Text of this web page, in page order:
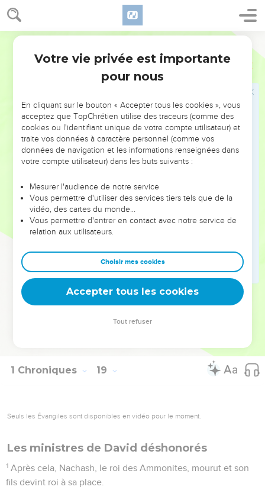
1 Chroniques 18
et il envoya son fils Hadoram vers le roi David pour le
saluer et pour le féliciter d'avoir attaqué Hadarézer et de
l'avoir battu. En effet, Thohu était en guerre contre
argent et en bronze.
Le roi David les consacra à l'Eternel, comme il l’avait déjà
Moab, les Ammonites, les Philistins et Amalek.
Abishaï, fils de Tseruja, battit 18'000 Edomites dans la
vallée du sel.
Il établit des garnisons dans Edom, et Edom tout entier fut
Liste des fonctionnaires de David
David régna sur tout Israël, et il faisait droit et justice à tout
son peuple.
Joab, fils de Tseruja, commandait l'armée ; Josaphat, fils
d'Achilud, était archiviste ;
Tsadok, fils d'Achithub, et Achimélec, fils d'Abiathar,
étaient prêtres ; Shavsha était secrétaire ;
Benaja, fils de Jehojada, était le chef des Kéréthiens et
1 Chroniques 19
Seuls les Évangiles sont disponibles en vidéo pour le moment.
Les ministres de David déshonorés
1 Après cela, Nachash, le roi des Ammonites, mourut et son
fils devint roi à sa place.
Votre vie privée est importante
pour nous
En cliquant sur le bouton « Accepter tous les cookies », vous
acceptez que TopChrétien utilise des traceurs (comme des
cookies ou l'identifiant unique de votre compte utilisateur) et
traite vos données à caractère personnel (comme vos
données de navigation et les informations renseignées dans
votre compte utilisateur) dans les buts suivants :
Mesurer l'audience de notre service
Vous permettre d'utiliser des services tiers tels que de la
vidéo, des cartes du monde…
Vous permettre d'entrer en contact avec notre service de
relation aux utilisateurs.
Choisir mes cookies
Accepter tous les cookies
Tout refuser